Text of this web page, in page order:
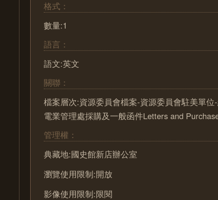
格式：
數量:1
語言：
語文:英文
關聯：
檔案層次:資源委員會檔案-資源委員會駐美單
電業管理處採購及一般函件Letters and
管理權：
典藏地:國史館新店辦公室
瀏覽使用限制:開放
影像使用限制:限閱